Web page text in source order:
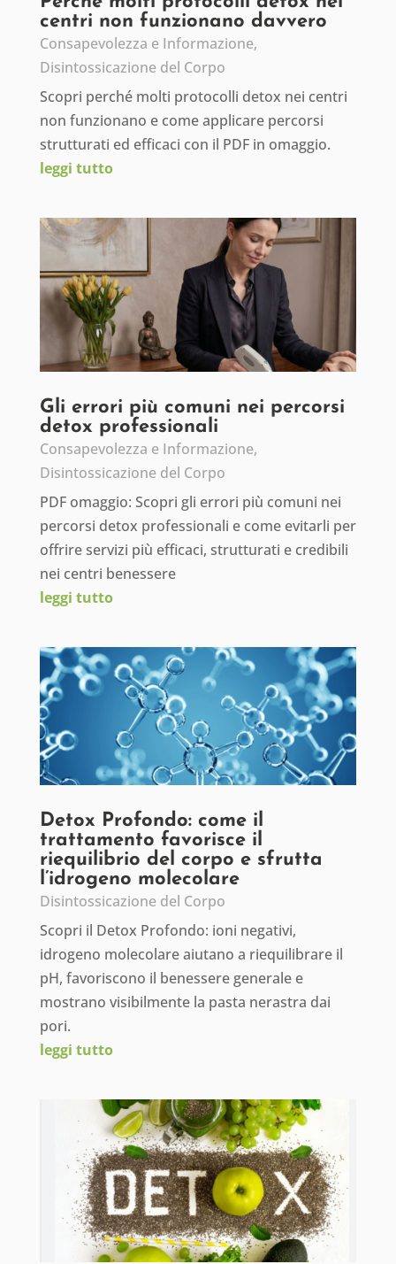
centri non funzionano davvero
Consapevolezza e Informazione,
Disintossicazione del Corpo
Scopri perché molti protocolli detox nei centri
non funzionano e come applicare percorsi
strutturati ed efficaci con il PDF in omaggio.
leggi tutto
Gli errori più comuni nei percorsi
detox professionali
Consapevolezza e Informazione,
Disintossicazione del Corpo
PDF omaggio: Scopri gli errori più comuni nei
percorsi detox professionali e come evitarli per
offrire servizi più efficaci, strutturati e credibili
nei centri benessere
leggi tutto
Detox Profondo: come il
trattamento favorisce il
riequilibrio del corpo e sfrutta
l’idrogeno molecolare
Disintossicazione del Corpo
Scopri il Detox Profondo: ioni negativi,
idrogeno molecolare aiutano a riequilibrare il
pH, favoriscono il benessere generale e
mostrano visibilmente la pasta nerastra dai
pori.
leggi tutto